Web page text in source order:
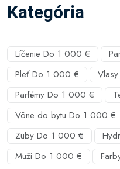
Kategória
Líčenie Do 1 000 €
Pleť Do 1 000 €
Parfémy Do 1 000 €
Vône do bytu Do 1 000 €
Zuby Do 1 000 €
Muži Do 1 000 €